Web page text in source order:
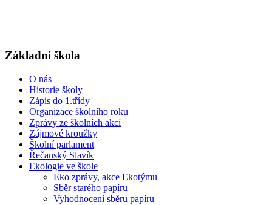
Základní škola
O nás
Historie školy
Zápis do 1.třídy
Organizace školního roku
Zprávy ze školních akcí
Zájmové kroužky
Školní parlament
Řečanský Slavík
Ekologie ve škole
Eko zprávy, akce Ekotýmu
Sběr starého papíru
Vyhodnocení sběru papíru